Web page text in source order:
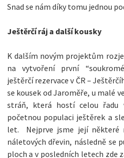
Snad se nám díky tomu jednou
Ještěrčí ráj a další kousky
K dalším novým projektům
na vytvoření první
ještěrčí rezervace v ČR –
se kousek od Jaroměře, u malé
stráň, která hostí celou řadu
početnou populaci ještěrek a
let. Nejprve jsme její některé
náletových dřevin, následně se
ploch a v posledních letech zde